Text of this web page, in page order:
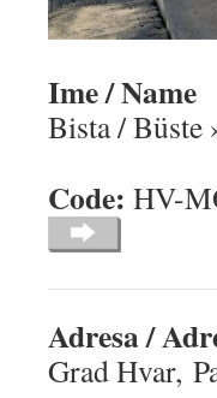
Ime / Name
Bista / Büste
Code:
Adresa /
Grad Hvar,